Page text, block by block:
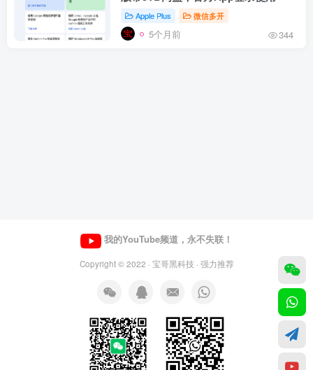
Apple Plus 微信多开
5个月前 344
我的YouTube频道，永不失联！
Copyright © 2022 · 宝哥黑科技 · 强力推荐